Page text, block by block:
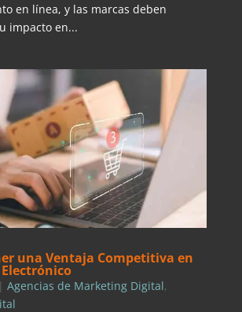
en línea, y las marcas deben
impacto en...
una Ventaja Competitiva en
| Agencias de Marketing Digital,